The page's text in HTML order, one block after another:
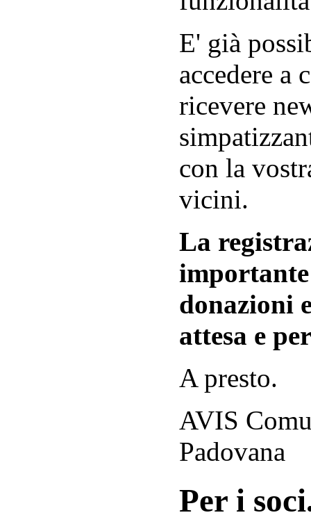
E' già
accedere a
ricevere
con la
vicini.
La
donazioni
attesa e
A presto.
AVIS
Padovana
Per i